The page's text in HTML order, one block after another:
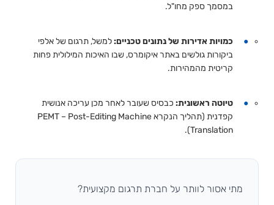
במסמך ספק מחו"ל.
כמויות אדירות של נתונים טכניים:למשל, תרגום של אלפי
ביקורות גולשים באתר איקומרס, שבו האיכות המילולית פחות
קריטית מהמהירות.
טיוטה ראשונית: כבסיס שעובר לאחר מכן עריכה אנושית
קפדנית (תהליך הנקרא PEMT – Post-Editing Machine
Translation).
מתי אסור לוותר על חברת תרגום מקצועית?